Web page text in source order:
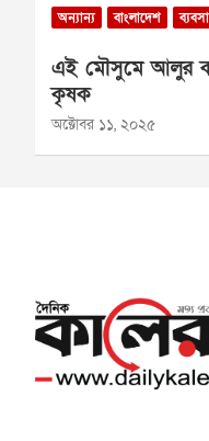
অন্যান্য বাংলাদেশ
এই মৌসুমে আলুর
কৃষক
অক্টোবর ১১, ২০২৫